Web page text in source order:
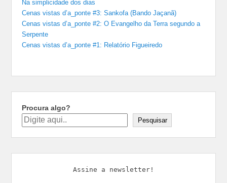
Na simplicidade dos dias
Cenas vistas d’a_ponte #3: Sankofa (Bando Jaçanã)
Cenas vistas d’a_ponte #2: O Evangelho da Terra segundo a
Serpente
Cenas vistas d’a_ponte #1: Relatório Figueiredo
Procura algo?
Pesquisar
Assine a newsletter!